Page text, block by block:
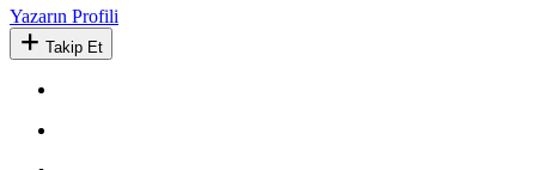
Yazarın Profili
Takip Et